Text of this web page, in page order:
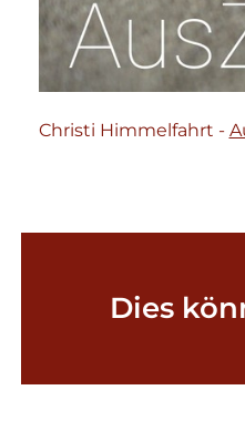
Christi Himmelfahrt -
Dies